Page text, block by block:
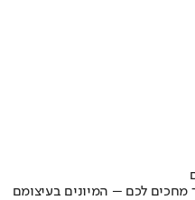
מחכים לכם – המיונים בעיצומם